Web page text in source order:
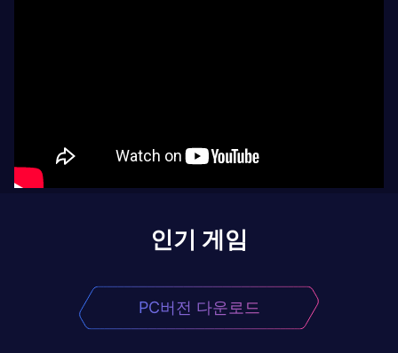
인기 게임
PC버전 다운로드